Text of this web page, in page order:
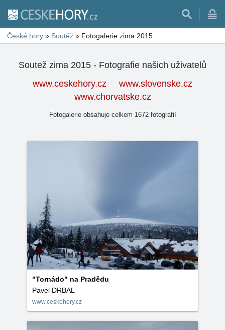
České hory » Soutěž » Fotogalerie zima 2015
Soutež zima 2015 - Fotografie našich uživatelů
www.ceskehory.cz
www.slovenske.cz
www.chorvatske.cz
Fotogalerie obsahuje celkem 1672 fotografií
"Tornádo" na Pradědu
Pavel DRBAL
www.ceskehory.cz